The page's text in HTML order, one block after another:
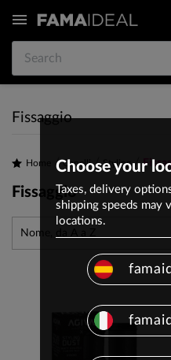

Fissaggio
Home Capelli Styling
Fissaggio
Nome, da A a Z
Choose your
Taxes, delivery
shipping speeds may
locations.